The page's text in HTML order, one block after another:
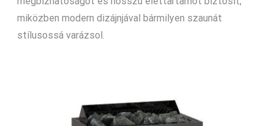
miközben modern dizájnjával bármilyen szaunát
stílusossá varázsol.